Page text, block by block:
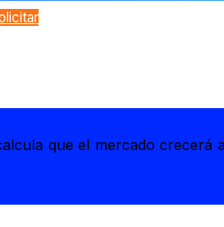
que el mercado crecerá